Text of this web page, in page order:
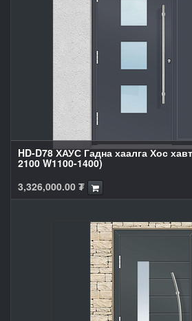
HD-D78 ХАУС Гадна хаалга Хос
2100 W1100-1400)
3,326,000.00 ₮